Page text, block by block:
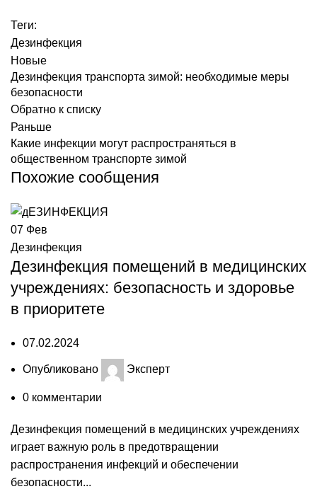
Теги:
Дезинфекция
Новые
Дезинфекция транспорта зимой: необходимые меры
безопасности
Обратно к списку
Раньше
Какие инфекции могут распространяться в
общественном транспорте зимой
Похожие сообщения
07 Фев
Дезинфекция
Дезинфекция помещений в медицинских
учреждениях: безопасность и здоровье
в приоритете
07.02.2024
Опубликовано Эксперт
0 комментарии
Дезинфекция помещений в медицинских учреждениях
играет важную роль в предотвращении
распространения инфекций и обеспечении
безопасности...